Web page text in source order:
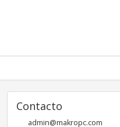
Contacto
admin@makropc.com